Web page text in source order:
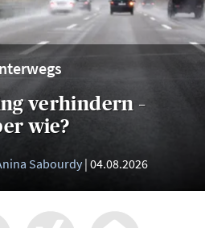
verhindern –
wie?
Sabourdy 04.08.2026